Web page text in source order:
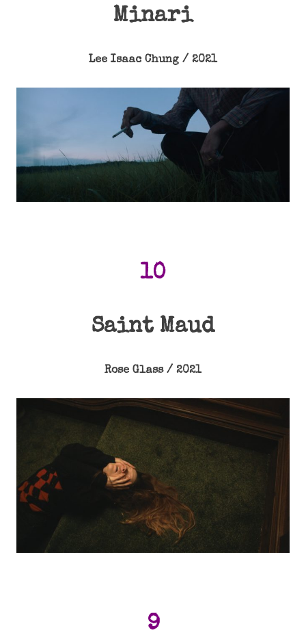
Minari
Lee Isaac Chung / 2021
10
Saint Maud
Rose Glass / 2021
9